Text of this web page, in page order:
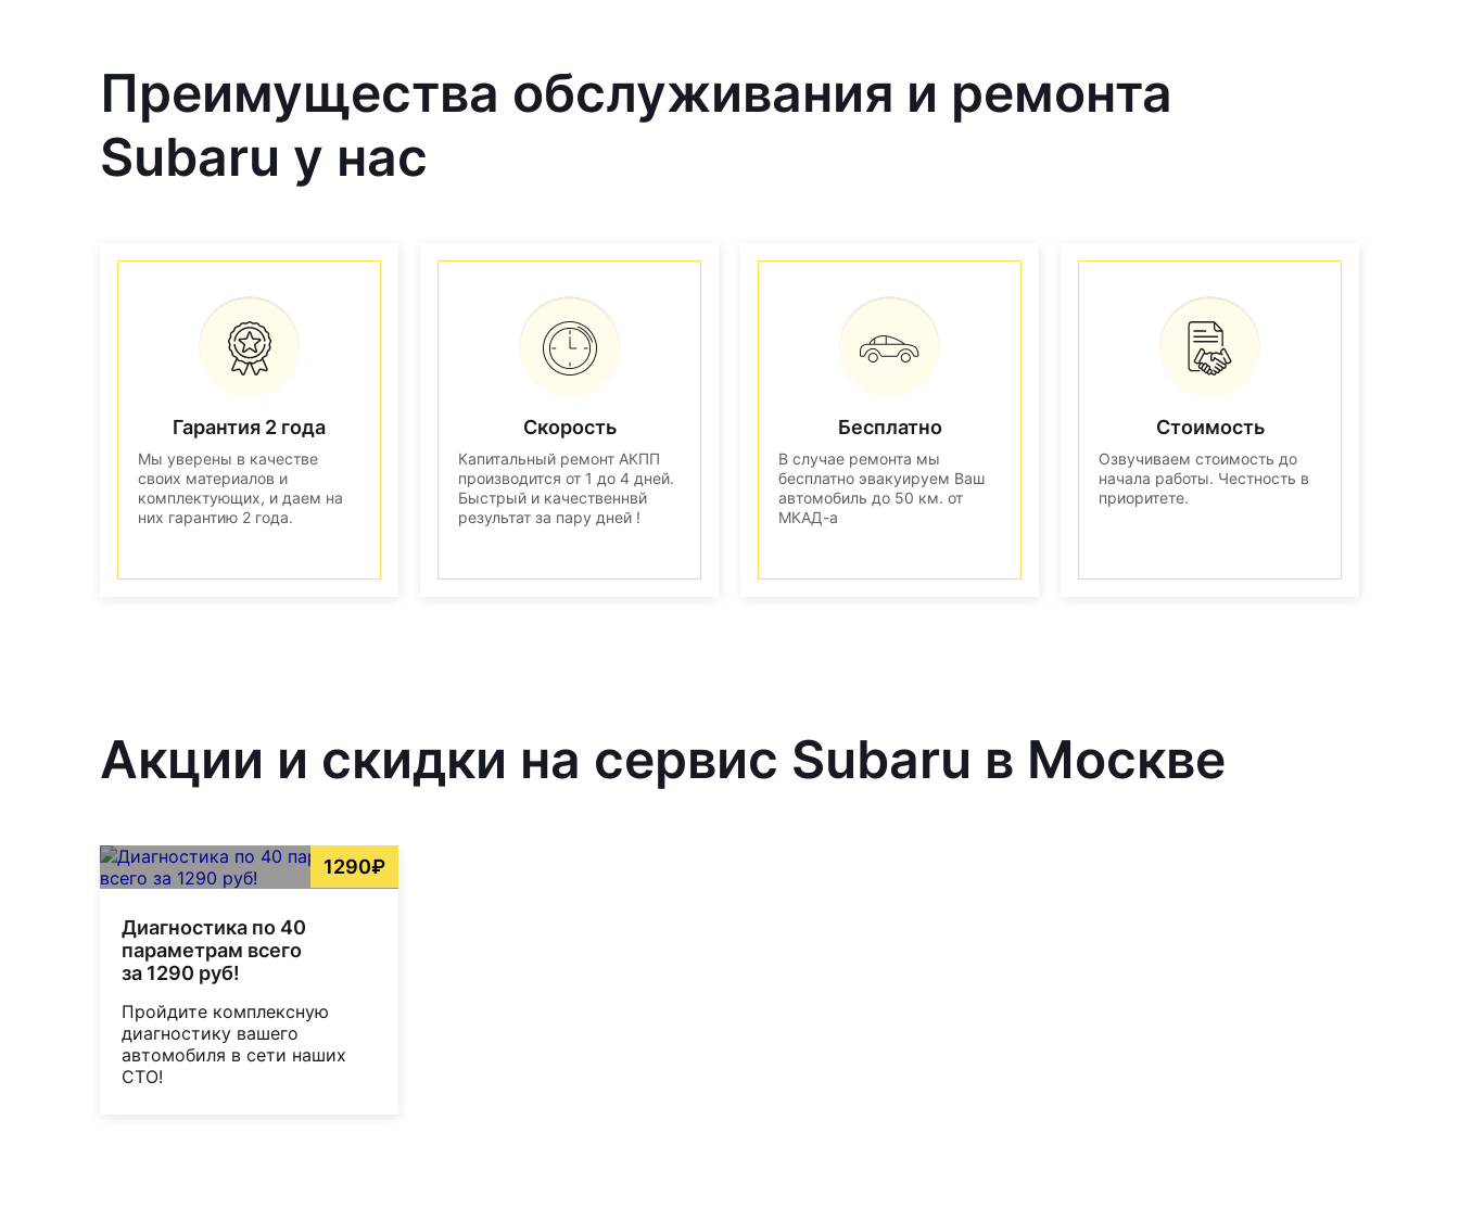
Преимущества обслуживания и ремонта
Subaru у нас
Гарантия 2 года
Мы уверены в качестве
своих материалов и
комплектующих, и даем на
них гарантию 2 года.
Скорость
Капитальный ремонт АКПП
производится от 1 до 4 дней.
Быстрый и качественнвй
результат за пару дней !
Бесплатно
В случае ремонта мы
бесплатно эвакуируем Ваш
автомобиль до 50 км. от
МКАД-а
Стоимость
Озвучиваем стоимость до
начала работы. Честность в
приоритете.
Акции и скидки на сервис Subaru в Москве
1290₽
Диагностика по 40
параметрам всего
за 1290 руб!
Пройдите комплексную
диагностику вашего
автомобиля в сети наших
СТО!